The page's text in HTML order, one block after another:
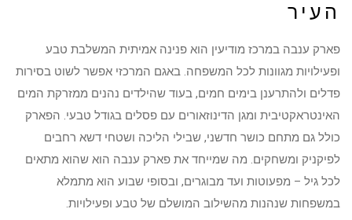
העיר
פארק ענבה במרכז מודיעין הוא פנינה אמיתית המשלבת טבע
ופעילויות מגוונות לכל המשפחה. באגם המרכזי אפשר לשוט בסירות
פדלים ולהתרענן בימים חמים, בעוד שהילדים נהנים ממזרקת המים
האינטראקטיבית ומגן הדינוזאורים עם פסלים בגודל טבעי. הפארק
כולל גם מתחם כושר חדשני, שבילי הליכה ושטחי דשא רחבים
לפיקניק ומשחקים. מה שמייחד את פארק ענבה הוא שהוא מתאים
לכל גיל – מפעוטות ועד מבוגרים, ובסופי שבוע הוא מתמלא
במשפחות שנהנות מהשילוב המושלם של טבע ופעילויות.